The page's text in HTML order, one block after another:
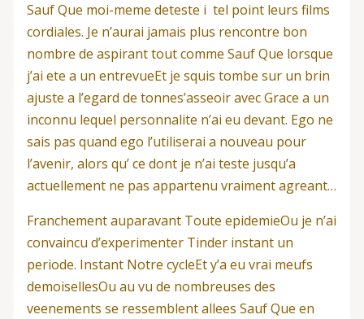
Sauf Que moi-meme deteste i tel point leurs films
cordiales. Je n’aurai jamais plus rencontre bon
nombre de aspirant tout comme Sauf Que lorsque
j’ai ete a un entrevueEt je squis tombe sur un brin
ajuste a l’egard de tonnes’asseoir avec Grace a un
inconnu lequel personnalite n’ai eu devant. Ego ne
sais pas quand ego l’utiliserai a nouveau pour
l’avenir, alors qu’ ce dont je n’ai teste jusqu’a
actuellement ne pas appartenu vraiment agreant…
Franchement auparavant Toute epidemieOu je n’ai
convaincu d’experimenter Tinder instant un
periode. Instant Notre cycleEt y’a eu vrai meufs
demoisellesOu au vu de nombreuses des
veenements se ressemblent allees Sauf Que en